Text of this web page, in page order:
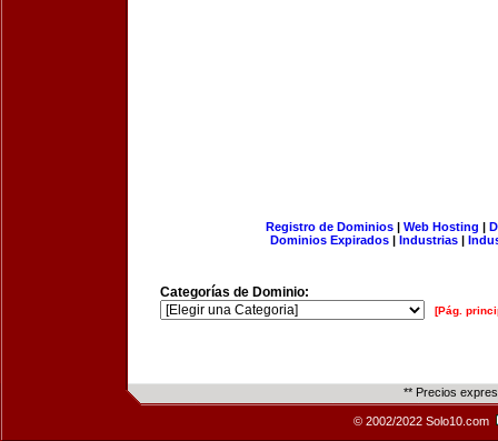
Registro de Dominios| Web Hosting |
Dominios Expirados | Industrias |
Categorías de Dominio:
[Pág.
** Precios
© 2002/2022 Solo10.com